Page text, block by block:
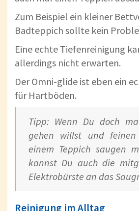
Zum Beispiel ein kleiner
Badteppich sollte kein
Eine echte Tiefenreinigung
allerdings nicht erwarten.
Der Omni-glide ist eben ein
für Hartböden.
Tipp: Wenn Du doch
gehen willst und feinen
einem Teppich saugen
kannst Du auch die
Elektrobürste an das
Reinigung im Alltag